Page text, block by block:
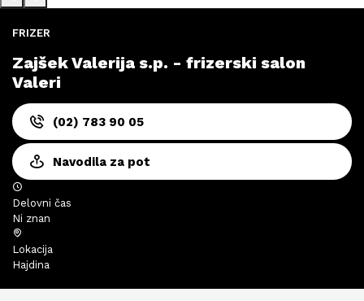
FRIZER
Zajšek Valerija s.p. - frizerski salon
Valeri
(02) 783 90 05
Navodila za pot
Delovni čas
Ni znan
Lokacija
Hajdina